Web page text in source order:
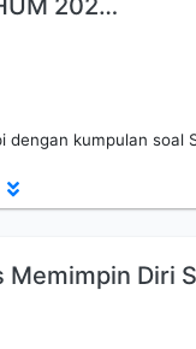
202…
kumpulan soal
Diri